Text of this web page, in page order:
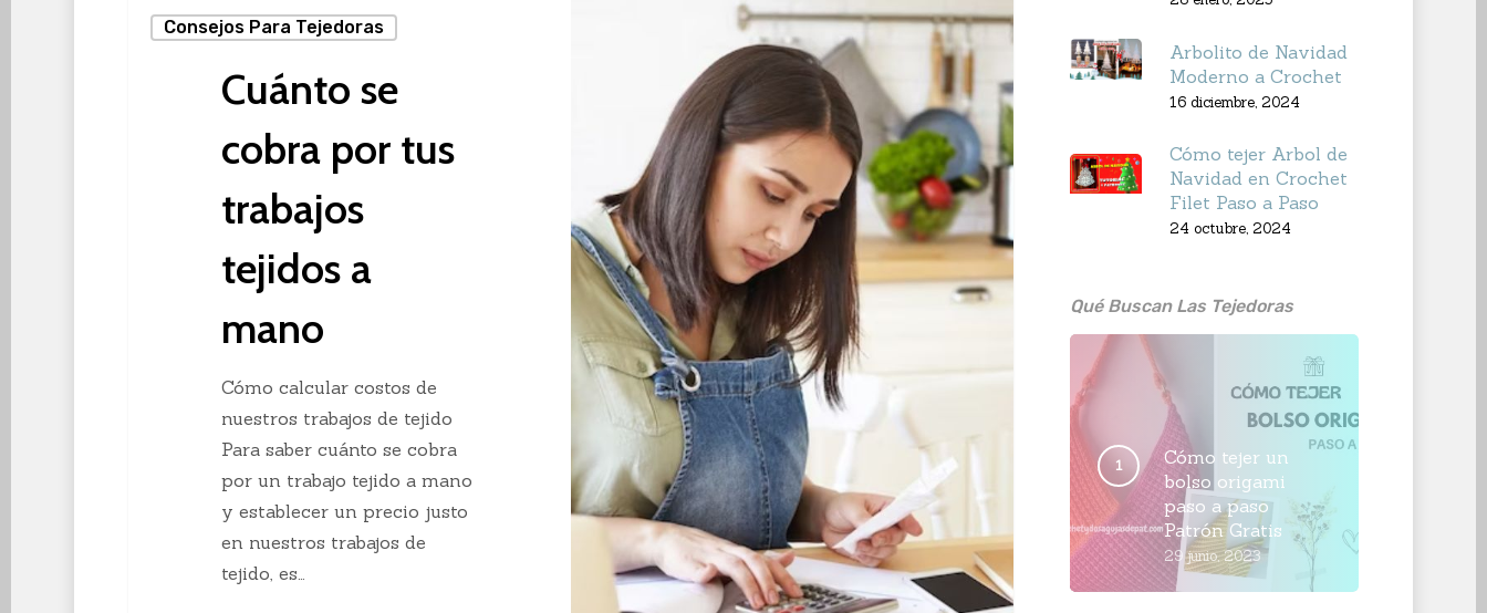
Consejos Para Tejedoras
Cuánto se
cobra por tus
trabajos
tejidos a
mano
Cómo calcular costos de
nuestros trabajos de tejido
Para saber cuánto se cobra
por un trabajo tejido a mano
y establecer un precio justo
en nuestros trabajos de
tejido, es…
Arbolito de Navidad
Moderno a Crochet
16 diciembre, 2024
Cómo tejer Arbol de
Navidad en Crochet
Filet Paso a Paso
24 octubre, 2024
Qué Buscan Las Tejedoras
Cómo tejer un
bolso origami
paso a paso
Patrón Gratis
29 junio, 2023